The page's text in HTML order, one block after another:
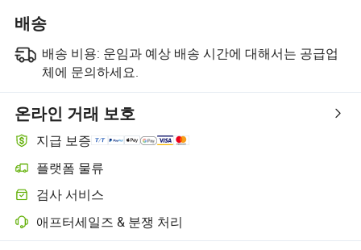
배송
배송 비용: 운임과 예상 배송 시간에 대해서는 공급업
체에 문의하세요.
온라인 거래 보호
지급 보증
플랫폼 물류
플랫폼 지원 물류를 통한 더 명확한 배송 추적
검사 서비스
선택적 선적 전 검사로 품질 및 수량 확인
애프터세일즈 & 분쟁 처리
플랫폼 지원 분쟁 해결, 해당되는 경우 환불 또는 반품 포함.